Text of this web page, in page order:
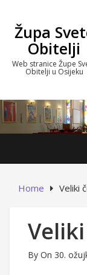
contentŽupa
Obitelji
Web stranice Župe
Obitelji u Osijeku
Home Veliki
By On 30.